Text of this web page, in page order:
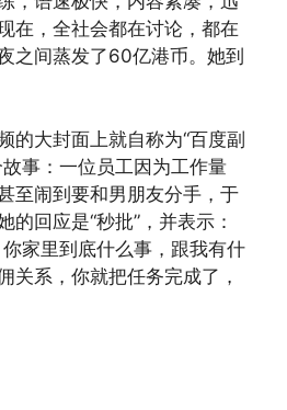
在，全社会都在讨论，都在
之间蒸发了60亿港币。她到
的大封面上就自称为“百度副
事：一位员工因为工作量
至闹到要和男朋友分手，于
的回应是“秒批”，并表示：
家里到底什么事，跟我有什
关系，你就把任务完成了，